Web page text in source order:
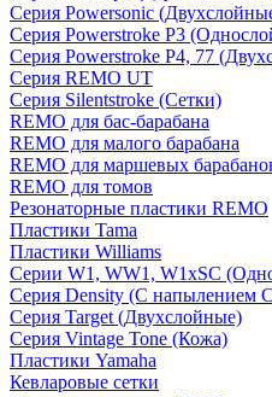
Серия Powersonic
Серия Powerstroke P3
Серия Powerstroke P4, 77
Серия REMO UT
Серия Silentstroke (Сетки)
REMO для бас-барабана
REMO для малого барабана
REMO для маршевых
REMO для томов
Резонаторные пластики REMO
Пластики Tama
Пластики Williams
Серии W1, WW1, W1xSC
Серия Density (C напылением
Серия Target (Двухслойные)
Серия Vintage Tone (Кожа)
Пластики Yamaha
Кевларовые сетки